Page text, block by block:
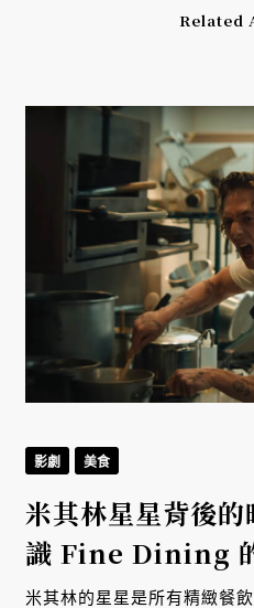
Related
影劇 美食
米其林星星背後
識 Fine Dining
米其林的星星是所有精緻餐